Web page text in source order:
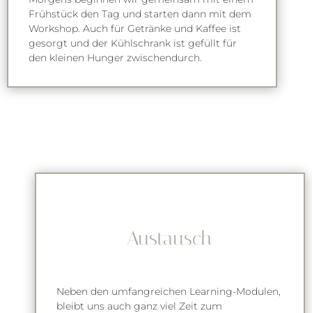
Frühstück den Tag und starten dann mit dem
Workshop. Auch für Getränke und Kaffee ist
gesorgt und der Kühlschrank ist gefüllt für
den kleinen Hunger zwischendurch.
Austausch
Neben den umfangreichen Learning-Modulen,
bleibt uns auch ganz viel Zeit zum